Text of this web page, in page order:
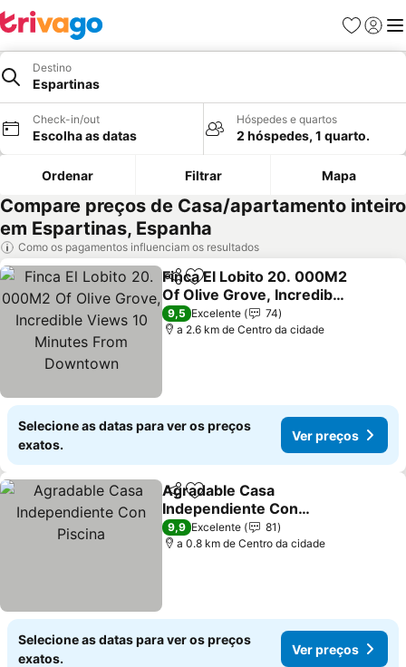
Favoritos
Iniciar
Destino
Espartinas
Check-in/out
Escolha as datas
Hóspedes e quartos
2 hóspedes, 1 quarto.
Ordenar Filtrar Mapa
Compare preços de Casa/apartamento inteiro
em Espartinas, Espanha
Como os pagamentos influenciam os resultados
PartilharAdicionar aos favoritos
Finca El Lobito 20. 000M2
Of Olive Grove, Incredible
Views 10 Minutes From
Downtown
Ver preços
9,5 Excelente
74
a 2.6 km de Centro da cidade
Selecione as datas para ver os preços
exatos.
Ver preços
PartilharAdicionar aos favoritos
Agradable Casa
Independiente Con
Piscina
Ver preços
9,9 Excelente
81
a 0.8 km de Centro da cidade
Selecione as datas para ver os preços
exatos.
Ver preços